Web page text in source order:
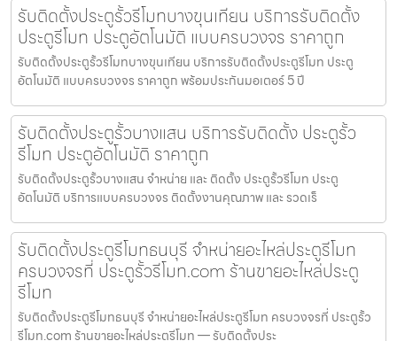
รับติดตั้งประตูรั้วรีโมทบางขุนเทียน บริการรับติดตั้ง
ประตูรีโมท ประตูอัตโนมัติ แบบครบวงจร ราคาถูก
รับติดตั้งประตูรั้วรีโมทบางขุนเทียน บริการรับติดตั้งประตูรีโมท ประตู
อัตโนมัติ แบบครบวงจร ราคาถูก พร้อมประกันมอเตอร์ 5 ปี
รับติดตั้งประตูรั้วบางแสน บริการรับติดตั้ง ประตูรั้ว
รีโมท ประตูอัตโนมัติ ราคาถูก
รับติดตั้งประตูรั้วบางแสน จำหน่าย และ ติดตั้ง ประตูรั้วรีโมท ประตู
อัตโนมัติ บริการแบบครบวงจร ติดตั้งงานคุณภาพ และ รวดเร็
รับติดตั้งประตูรีโมทธนบุรี จำหน่ายอะไหล่ประตูรีโมท
ครบวงจรที่ ประตูรั้วรีโมท.com ร้านขายอะไหล่ประตู
รีโมท
รับติดตั้งประตูรีโมทธนบุรี จำหน่ายอะไหล่ประตูรีโมท ครบวงจรที่ ประตูรั้ว
รีโมท.com ร้านขายอะไหล่ประตูรีโมท — รับติดตั้งประ